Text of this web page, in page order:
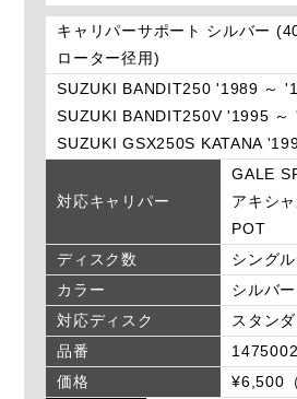
キャリパーサポート シルバー
ローター径用)
SUZUKI BANDIT250 '1989 ～
SUZUKI BANDIT250V '1995 ～
SUZUKI GSX250S KATANA
対応キャリパー
GALE
アキシ
POT
ディスク数
シング
カラー
シルバー
対応ディスク
スタン
品番
価格
¥6,500